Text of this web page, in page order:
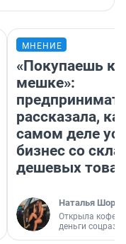
МНЕНИЕ
«Покупаешь
мешке»:
рассказала,
самом деле
бизнес со
дешевых
Наталья
Открыла
деньги